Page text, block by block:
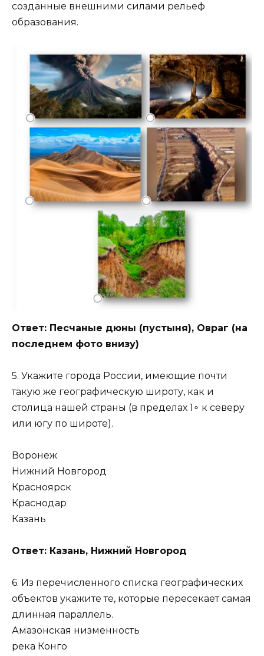
созданные внешними силами рельеф
образования.
Ответ: Песчаные дюны (пустыня), Овраг (на
последнем фото внизу)
5. Укажите города России, имеющие почти
такую же географическую широту, как и
столица нашей страны (в пределах 1∘ к северу
или югу по широте).
Воронеж
Нижний Новгород
Красноярск
Краснодар
Казань
Ответ: Казань, Нижний Новгород
6. Из перечисленного списка географических
объектов укажите те, которые пересекает самая
длинная параллель.
Амазонская низменность
река Конго